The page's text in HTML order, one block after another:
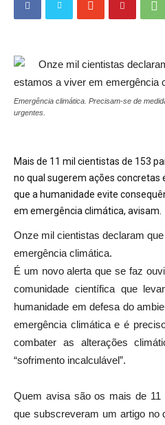
Emergência climática. Precisam-se de
urgentes.
Mais de 11 mil cientistas de 153
no qual sugerem ações concretas
que a humanidade evite
em emergência climática, avisam.
Onze mil cientistas declaram
emergência climática.
É um novo alerta que se faz
comunidade científica que
humanidade em defesa do
emergência climática e é
combater as alterações
“sofrimento incalculável”.
Quem avisa são os mais de
que subscreveram um artigo no